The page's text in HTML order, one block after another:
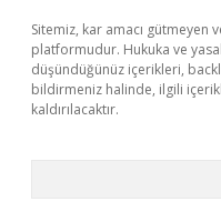
Sitemiz, kar amacı gütmeyen
platformudur. Hukuka ve
düşündüğünüz içerikleri,
bildirmeniz halinde, ilgili
kaldırılacaktır.